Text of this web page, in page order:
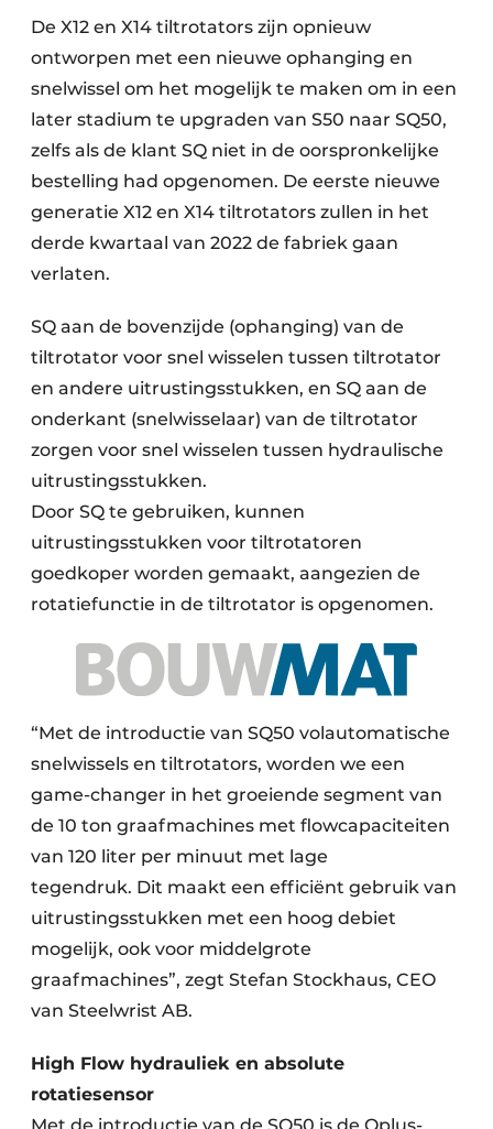
De X12 en X14 tiltrotators zijn opnieuw
ontworpen met een nieuwe ophanging en
snelwissel om het mogelijk te maken om in een
later stadium te upgraden van S50 naar SQ50,
zelfs als de klant SQ niet in de oorspronkelijke
bestelling had opgenomen. De eerste nieuwe
generatie X12 en X14 tiltrotators zullen in het
derde kwartaal van 2022 de fabriek gaan
verlaten.
SQ aan de bovenzijde (ophanging) van de
tiltrotator voor snel wisselen tussen tiltrotator
en andere uitrustingsstukken, en SQ aan de
onderkant (snelwisselaar) van de tiltrotator
zorgen voor snel wisselen tussen hydraulische
uitrustingsstukken.
Door SQ te gebruiken, kunnen
uitrustingsstukken voor tiltrotatoren
goedkoper worden gemaakt, aangezien de
rotatiefunctie in de tiltrotator is opgenomen.
“Met de introductie van SQ50 volautomatische
snelwissels en tiltrotators, worden we een
game-changer in het groeiende segment van
de 10 ton graafmachines met flowcapaciteiten
van 120 liter per minuut met lage
tegendruk. Dit maakt een efficiënt gebruik van
uitrustingsstukken met een hoog debiet
mogelijk, ook voor middelgrote
graafmachines”, zegt Stefan Stockhaus, CEO
van Steelwrist AB.
High Flow hydrauliek en absolute
rotatiesensor